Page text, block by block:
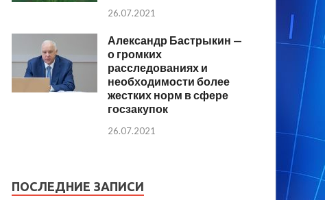
26.07.2021
Александр Бастрыкин —
о громких
расследованиях и
необходимости более
жестких норм в сфере
госзакупок
26.07.2021
ПОСЛЕДНИЕ ЗАПИСИ